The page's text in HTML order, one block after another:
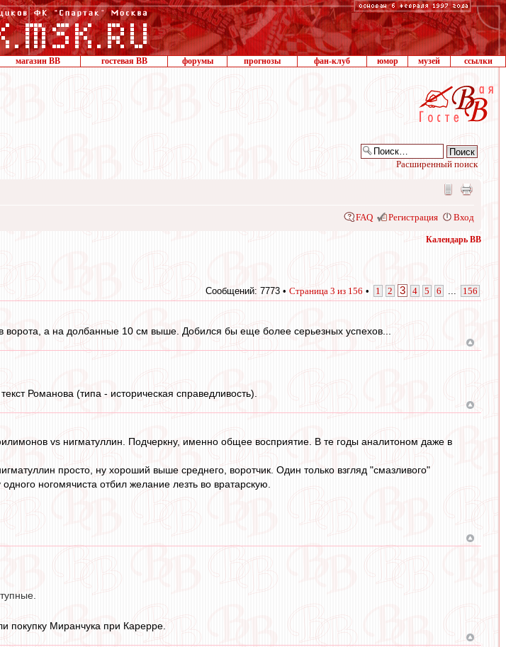
магазин ВВ гостевая ВВ форумы прогнозы фан-клуб юмор музей ссылки
Расширенный поиск
FAQ Регистрация Вход
Календарь ВВ
Сообщений: 7773 • Страница 3 из 156 • 1 2 3 4 5 6 156
ворота, а на долбанные 10 см выше. Добился бы еще более серьезных успехов...
Романова (типа - историческая справедливость).
vs нигматуллин. Подчеркну, именно общее восприятие. В те годы аналитоном даже в
просто, ну хороший выше среднего, воротчик. Один только взгляд "смазливого"
ногомячиста отбил желание лезть во вратарскую.
покупку Миранчука при Карерре.